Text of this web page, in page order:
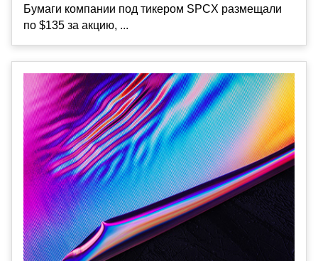
Бумаги компании под тикером SPCX размещали
по $135 за акцию, ...